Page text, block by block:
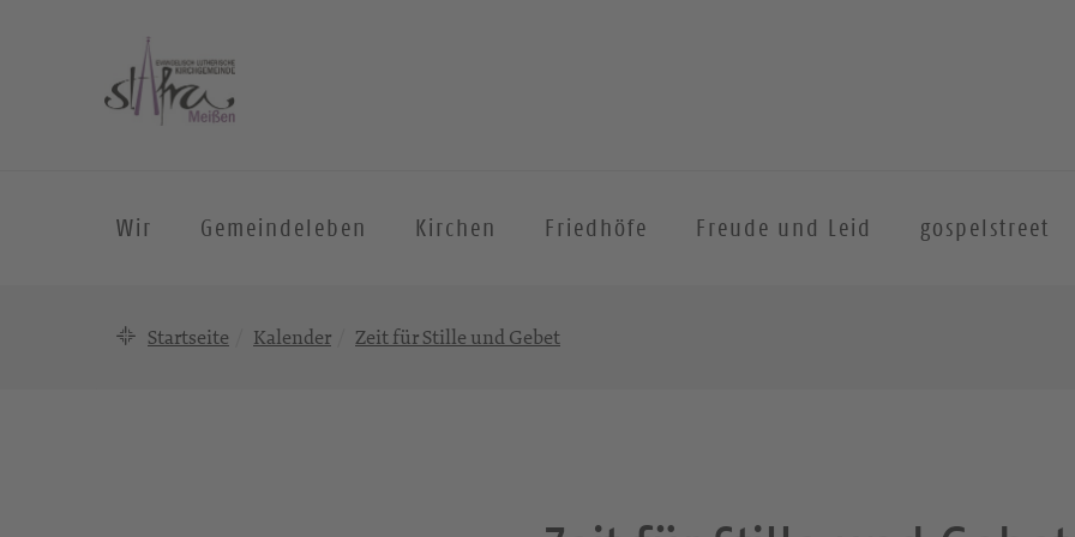
Wir Gemeindeleben Kirchen Friedhöfe Freude und Leid gospelstreet
Startseite Kalender Zeit für Stille und Gebet